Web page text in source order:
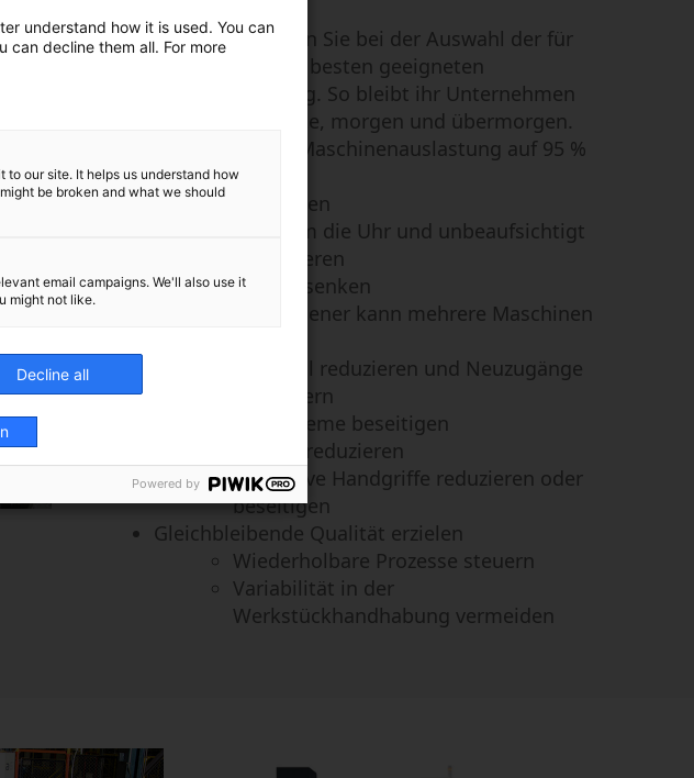
Unsere Experten beraten Sie bei der Auswahl der für
Ihre Anforderungen am besten geeigneten
Automatisierungslösung. So bleibt ihr Unternehmen
wettbewerbsfähig. Heute, morgen und übermorgen.
Steigerung der Maschinenauslastung auf 95 %
oder mehr
Durchsatz erhöhen
Rund um die Uhr und unbeaufsichtigt
produzieren
Personalkosten senken
Ein Bediener kann mehrere Maschinen
Personal reduzieren und Neuzugänge
verhindern
Ergonomieprobleme beseitigen
Risiken reduzieren
Repetitive Handgriffe reduzieren oder
beseitigen
Gleichbleibende Qualität erzielen
Wiederholbare Prozesse steuern
Variabilität in der
Werkstückhandhabung vermeiden
understand how it is used. You can
can decline them all. For more
our site. It helps us understand how
be broken and what we should
email campaigns. We'll also use it
might not like.
Decline all
Powered by